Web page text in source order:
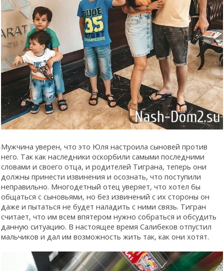
Мужчина уверен, что это Юля настроила сыновей против
него. Так как наследники оскорбили самыми последними
словами и своего отца, и родителей Тиграна, теперь они
должны принести извинения и осознать, что поступили
неправильно. Многодетный отец уверяет, что хотел бы
общаться с сыновьями, но без извинений с их стороны он
даже и пытаться не будет наладить с ними связь. Тигран
считает, что им всем впятером нужно собраться и обсудить
данную ситуацию. В настоящее время Салибеков отпустил
мальчиков и дал им возможность жить так, как они хотят.